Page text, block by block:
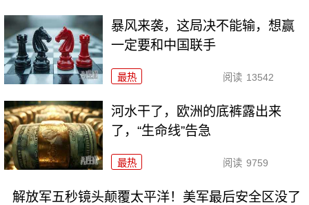
暴风来袭，这局决不能输，想赢
一定要和中国联手
最热 阅读 13542
河水干了，欧洲的底裤露出来
了，“生命线”告急
最热 阅读 9759
解放军五秒镜头颠覆太平洋！美军最后安全区没了